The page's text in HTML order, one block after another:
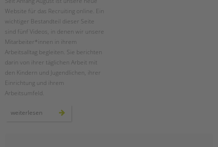
TANDEM BTL AKADEMIE
Zertfikatskurse
Seminarkalender
Seminarräume
STADTTEILARBEIT
Bereiche im Überblick
Website für das Recruiting online. Ein
wichtiger Bestandteil dieser Seite
sind fünf Videos, in denen wir unsere
Mitarbeiter*innen in ihrem
Arbeitsalltag begleiten. Sie berichten
darin von ihrer täglichen Arbeit mit
den Kindern und Jugendlichen, ihrer
Einrichtung und ihrem
Arbeitsumfeld.
weiterlesen starke,